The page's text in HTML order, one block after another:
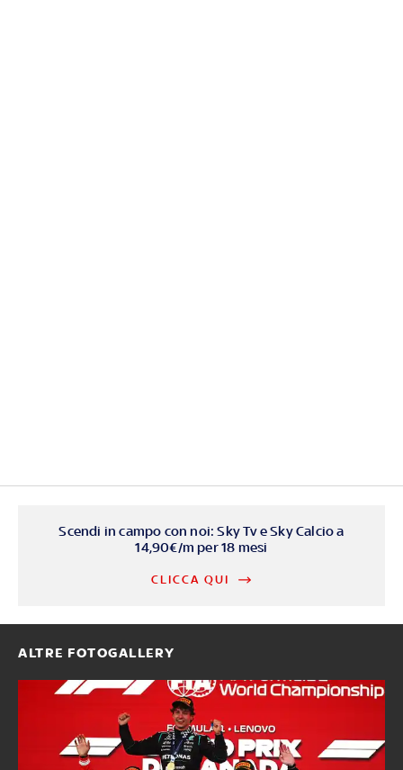
Scendi in campo con noi: Sky Tv e Sky Calcio a
14,90€/m per 18 mesi
CLICCA QUI
ALTRE FOTOGALLERY